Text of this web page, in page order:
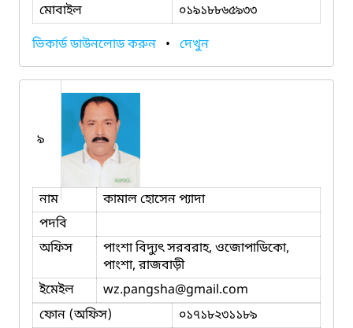
মোবাইল
০১৯১৮৮৬৫৯৩৩
ভিকার্ড ডাউনলোড করুন • দেখুন
৯
নাম
কামাল হোসেন প্যাদা
পদবি
অফিস
পাংশা বিদ্যুৎ সরবরাহ, ওজোপাডিকো,
পাংশা, রাজবাড়ী
ইমেইল
wz.pangsha@gmail.com
ফোন (অফিস)
০১৭১৮২৩১১৮৯